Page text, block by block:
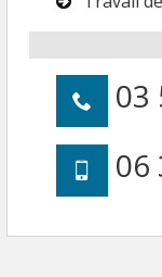
03
06